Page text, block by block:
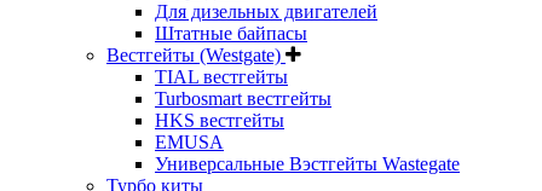
Для дизельных двигателей
Штатные байпасы
Вестгейты (Westgate)
TIAL вестгейты
Turbosmart вестгейты
HKS вестгейты
EMUSA
Универсальные Вэстгейты Wastegate
Турбо киты